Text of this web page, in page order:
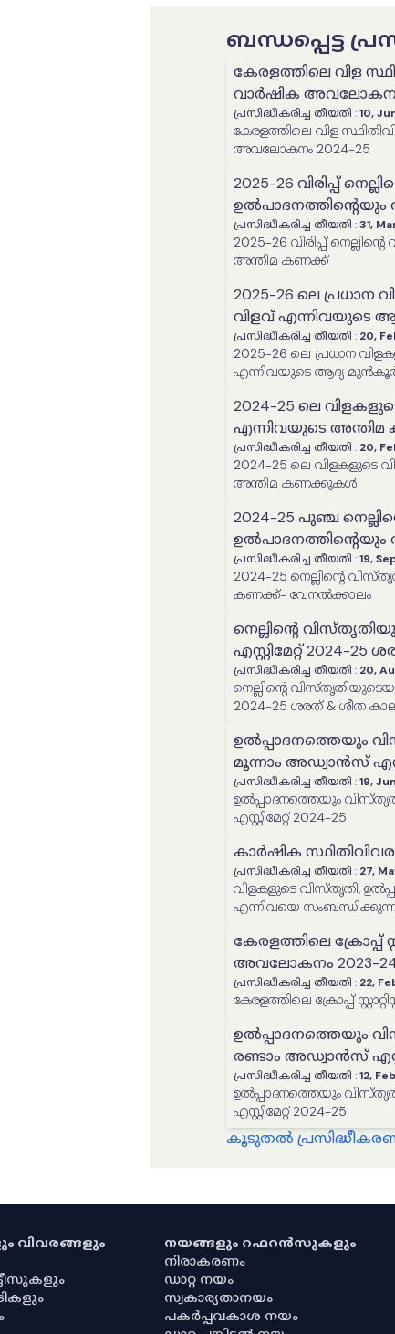
ബന്ധപ്പെട്ട
കേരളത്തിലെ വിള
വാർഷിക അവലോകനം
പ്രസിദ്ധീകരിച്ച തീയതി :10,
കേരളത്തിലെ വിള
അവലോകനം 2024-25
2025-26 വിരിപ്പ്
പ്രസിദ്ധീകരിച്ച തീയതി :31,
2025-26 വിരിപ്പ് നെല്ലിന്റെ വിസ്തൃതിയുടെയും ഉൽപാദനത്തിന്റെയും
അന്തിമ കണക്ക്
2025-26 ലെ പ്രധാന
വിളവ് എന്നിവയുടെ
പ്രസിദ്ധീകരിച്ച തീയതി : 20,
2025-26 ലെ പ്രധാന
എന്നിവയുടെ ആദ്യ
2024-25 ലെ
എന്നിവയുടെ
പ്രസിദ്ധീകരിച്ച തീയതി : 20,
2024-25 ലെ വിളകളുടെ
അന്തിമ കണക്കുകൾ
2024-25 പുഞ്ച
പ്രസിദ്ധീകരിച്ച തീയതി :19,
2024-25 നെല്ലിന്റെ വിസ്തൃതിയുടെയും ഉൽപാദനത്തിന്റെയും അന്തിമ
കണക്ക്- വേനൽക്കാലം
നെല്ലിൻ്റെ
എസ്റ്റിമേറ്റ് 2024-
പ്രസിദ്ധീകരിച്ച തീയതി : 20,
നെല്ലിൻ്റെ
2024-25 ശരത് & ശീത
ഉൽപ്പാദനത്തെയും
മൂന്നാം അഡ്വാൻസ്
പ്രസിദ്ധീകരിച്ച തീയതി :19,
ഉൽപ്പാദനത്തെയും
എസ്റ്റിമേറ്റ് 2024-25
കാർഷിക
പ്രസിദ്ധീകരിച്ച തീയതി : 27,
വിളകളുടെ വിസ്തൃതി,
എന്നിവയെ
കേരളത്തിലെ ക്രോപ്പ്
അവലോകനം 2023-
പ്രസിദ്ധീകരിച്ച തീയതി : 22,
കേരളത്തിലെ ക്രോപ്പ്
ഉൽപ്പാദനത്തെയും
രണ്ടാം അഡ്വാൻസ്
പ്രസിദ്ധീകരിച്ച തീയതി :12,
ഉൽപ്പാദനത്തെയും
എസ്റ്റിമേറ്റ് 2024-25
കൂടുതൽ
വിവരങ്ങളും
നയങ്ങളും റഫറൻസുകളും
നിരാകരണം
ഡാറ്റ നയം
സ്വകാര്യതാനയം
പകർപ്പവകാശ നയം